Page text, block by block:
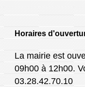
Horaires
La mairie est
09h00 à 12h00.
03.28.42.70.10